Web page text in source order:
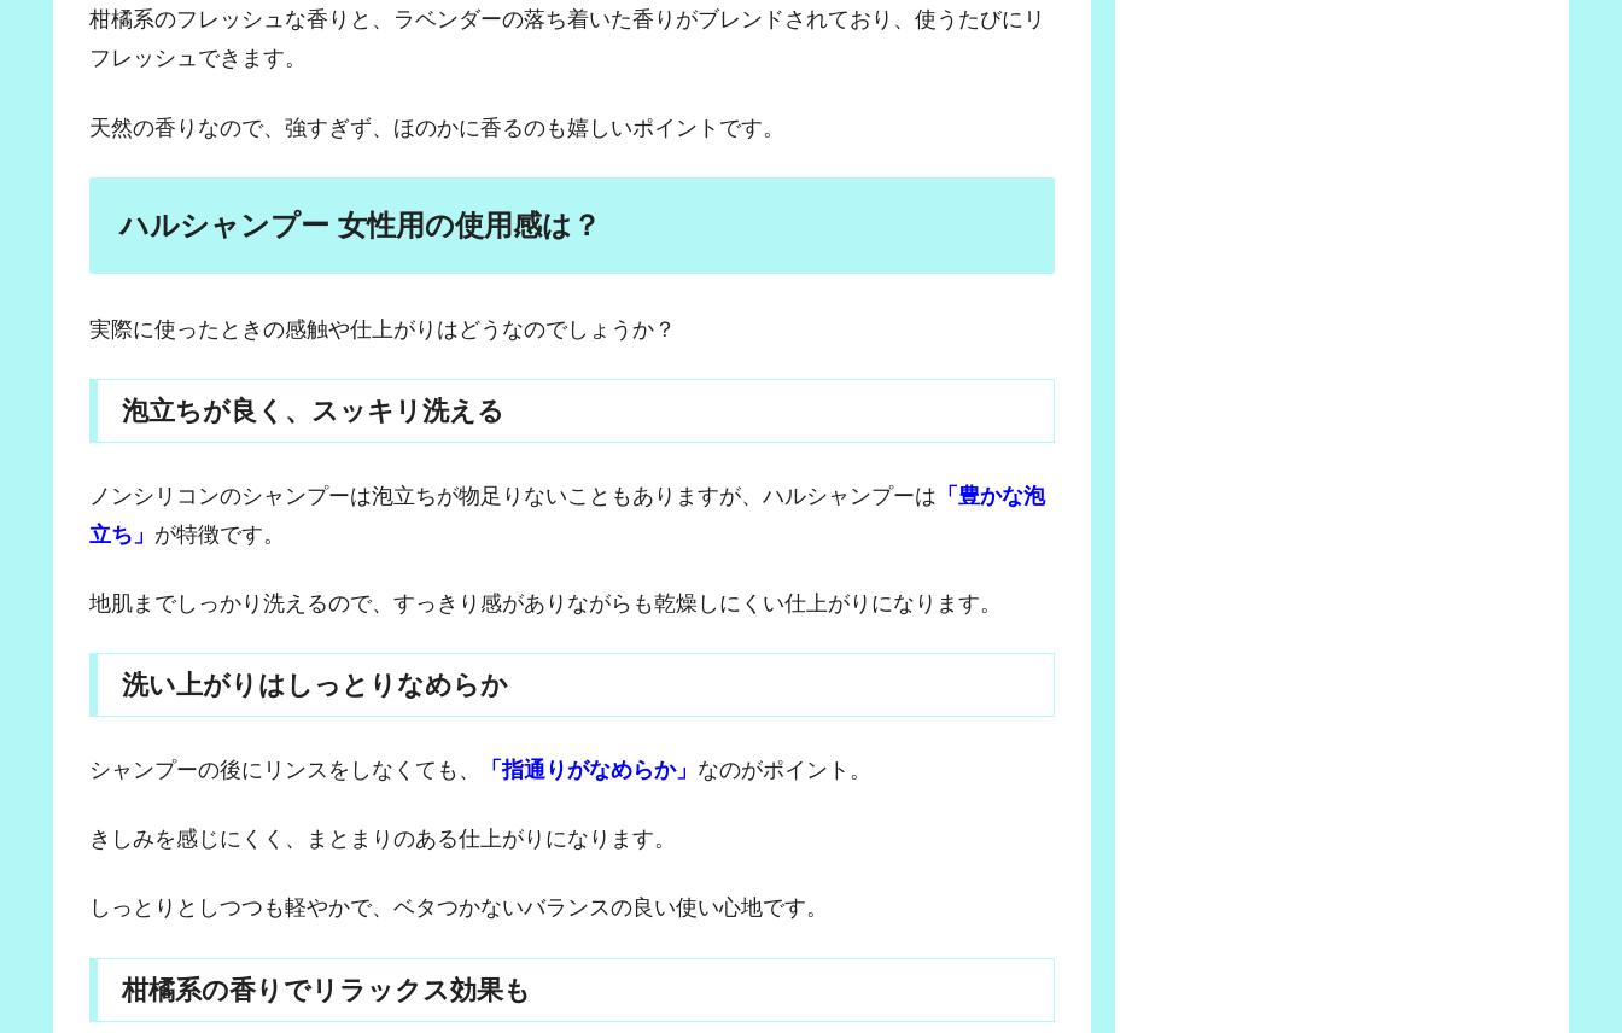
柑橘系のフレッシュな香りと、ラベンダーの落ち着いた香りがブレンドされており、使うたびにリ
フレッシュできます。
天然の香りなので、強すぎず、ほのかに香るのも嬉しいポイントです。
ハルシャンプー 女性用の使用感は？
実際に使ったときの感触や仕上がりはどうなのでしょうか？
泡立ちが良く、スッキリ洗える
ノンシリコンのシャンプーは泡立ちが物足りないこともありますが、ハルシャンプーは 「豊かな泡
立ち」 が特徴です。
地肌までしっかり洗えるので、すっきり感がありながらも乾燥しにくい仕上がりになります。
洗い上がりはしっとりなめらか
シャンプーの後にリンスをしなくても、 「指通りがなめらか」 なのがポイント。
きしみを感じにくく、まとまりのある仕上がりになります。
しっとりとしつつも軽やかで、ベタつかないバランスの良い使い心地です。
柑橘系の香りでリラックス効果も